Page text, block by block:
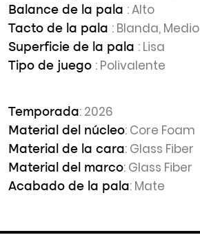
Balance de la pala : Alto
Tacto de la pala : Blanda, Medio
Superficie de la pala : Lisa
Tipo de juego : Polivalente
Temporada: 2026
Material del núcleo: Core Foam
Material de la cara: Glass Fiber
Material del marco: Glass Fiber
Acabado de la pala: Mate